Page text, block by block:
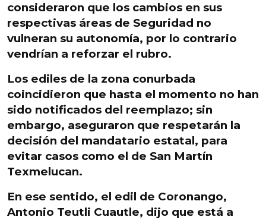
consideraron que los cambios en sus
respectivas áreas de Seguridad no
vulneran su autonomía, por lo contrario
vendrían a reforzar el rubro.
Los ediles de la zona conurbada
coincidieron que hasta el momento no han
sido notificados del reemplazo; sin
embargo, aseguraron que respetarán la
decisión del mandatario estatal, para
evitar casos como el de San Martín
Texmelucan.
En ese sentido, el edil de Coronango,
Antonio Teutli Cuautle, dijo que está a